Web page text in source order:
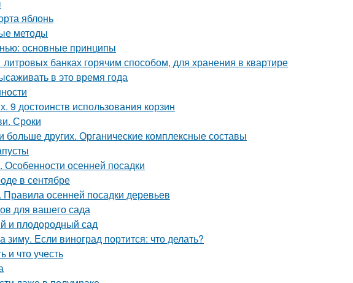
яблонь
методы
основные принципы
банках горячим способом, для хранения в квартире
в это время года
9 достоинств использования корзин
Сроки
других. Органические комплексные составы
Особенности осенней посадки
в сентябре
осенней посадки деревьев
для вашего сада
и плодородный сад
Если виноград портится: что делать?
и что учесть